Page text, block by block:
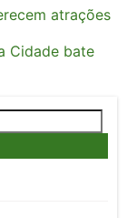
atrações
Cidade bate